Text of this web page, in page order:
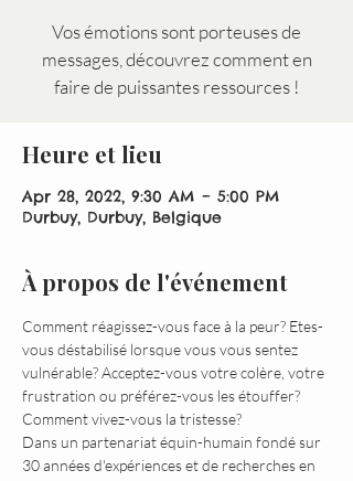
Vos émotions sont porteuses de
messages, découvrez comment en
faire de puissantes ressources !
Heure et lieu
Apr 28, 2022, 9:30 AM – 5:00 PM
Durbuy, Durbuy, Belgique
À propos de l'événement
Comment réagissez-vous face à la peur? Etes-
vous déstabilisé lorsque vous vous sentez
vulnérable? Acceptez-vous votre colère, votre
frustration ou préférez-vous les étouffer?
Comment vivez-vous la tristesse?
Dans un partenariat équin-humain fondé sur
30 années d'expériences et de recherches en